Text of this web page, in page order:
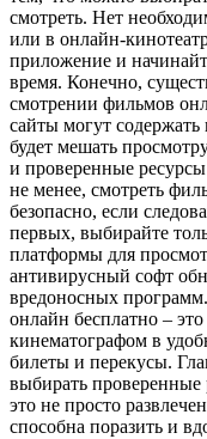
смотреть. Нет
или в онлайн-
приложение и
время. Конечно,
смотрении фильмов
сайты могут
будет мешать
и проверенные
не менее, смотреть
безопасно, если
первых, выбирайте
платформы для
антивирусный софт
вредоносных
онлайн бесплатно –
кинематографом в
билеты и перекусы.
выбирать проверенные
это не просто
способна поразить и